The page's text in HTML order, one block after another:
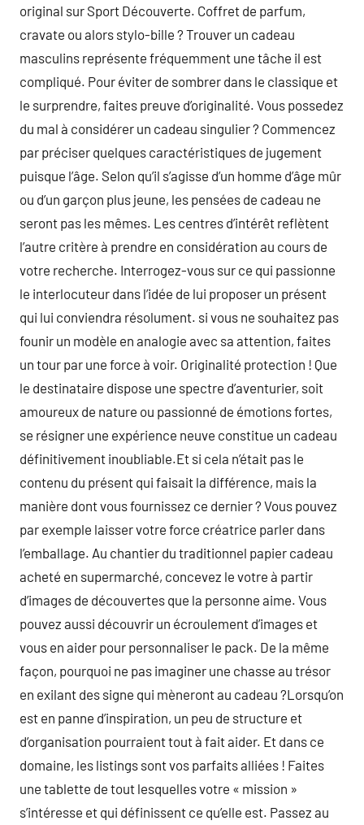
original sur Sport Découverte. Coffret de parfum,
cravate ou alors stylo-bille ? Trouver un cadeau
masculins représente fréquemment une tâche il est
compliqué. Pour éviter de sombrer dans le classique et
le surprendre, faites preuve d’originalité. Vous possedez
du mal à considérer un cadeau singulier ? Commencez
par préciser quelques caractéristiques de jugement
puisque l’âge. Selon qu’il s’agisse d’un homme d’âge mûr
ou d’un garçon plus jeune, les pensées de cadeau ne
seront pas les mêmes. Les centres d’intérêt reflètent
l’autre critère à prendre en considération au cours de
votre recherche. Interrogez-vous sur ce qui passionne
le interlocuteur dans l’idée de lui proposer un présent
qui lui conviendra résolument. si vous ne souhaitez pas
founir un modèle en analogie avec sa attention, faites
un tour par une force à voir. Originalité protection ! Que
le destinataire dispose une spectre d’aventurier, soit
amoureux de nature ou passionné de émotions fortes,
se résigner une expérience neuve constitue un cadeau
définitivement inoubliable.Et si cela n’était pas le
contenu du présent qui faisait la différence, mais la
manière dont vous fournissez ce dernier ? Vous pouvez
par exemple laisser votre force créatrice parler dans
l’emballage. Au chantier du traditionnel papier cadeau
acheté en supermarché, concevez le votre à partir
d’images de découvertes que la personne aime. Vous
pouvez aussi découvrir un écroulement d’images et
vous en aider pour personnaliser le pack. De la même
façon, pourquoi ne pas imaginer une chasse au trésor
en exilant des signe qui mèneront au cadeau ?Lorsqu’on
est en panne d’inspiration, un peu de structure et
d’organisation pourraient tout à fait aider. Et dans ce
domaine, les listings sont vos parfaits alliées ! Faites
une tablette de tout lesquelles votre « mission »
s’intéresse et qui définissent ce qu’elle est. Passez au